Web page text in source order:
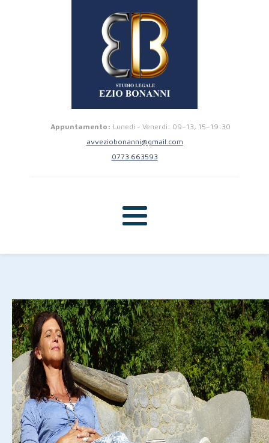
Appuntamento: Lunedi - Venerdi: 09–13, 15–19:30
avveziobonanni@gmail.com
0773 663593